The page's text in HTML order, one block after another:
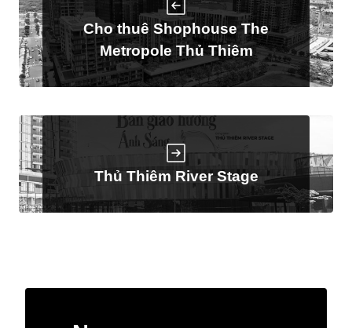
Cho thuê Shophouse The
Metropole Thủ Thiêm
Thủ Thiêm River Stage